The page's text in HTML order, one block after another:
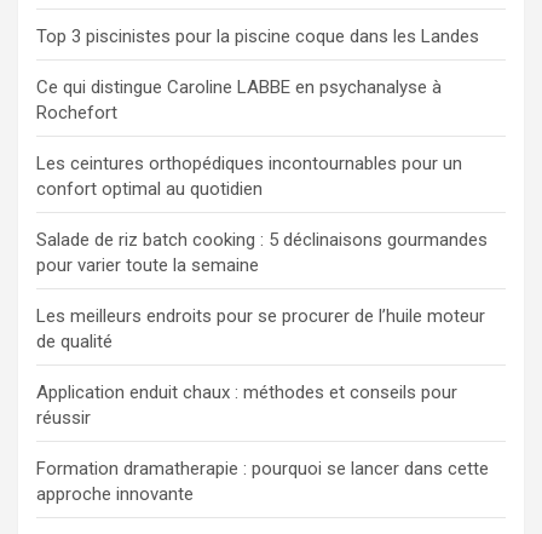
r
Top 3 piscinistes pour la piscine coque dans les Landes
Ce qui distingue Caroline LABBE en psychanalyse à
Rochefort
Les ceintures orthopédiques incontournables pour un
confort optimal au quotidien
Salade de riz batch cooking : 5 déclinaisons gourmandes
pour varier toute la semaine
Les meilleurs endroits pour se procurer de l’huile moteur
de qualité
Application enduit chaux : méthodes et conseils pour
réussir
Formation dramatherapie : pourquoi se lancer dans cette
approche innovante